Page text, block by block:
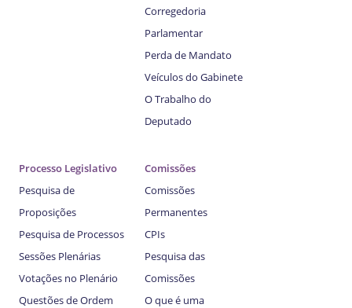
Corregedoria
Parlamentar
Perda de Mandato
Veículos do Gabinete
O Trabalho do
Deputado
Processo Legislativo
Pesquisa de
Proposições
Pesquisa de Processos
Sessões Plenárias
Votações no Plenário
Questões de Ordem
Comissões
Comissões
Permanentes
CPIs
Pesquisa das
Comissões
O que é uma